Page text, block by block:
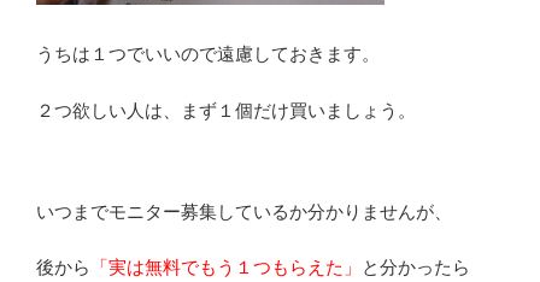
うちは１つでいいので遠慮しておきます。
２つ欲しい人は、まず１個だけ買いましょう。
いつまでモニター募集しているか分かりませんが、
後から 「実は無料でもう１つもらえた」 と分かったら